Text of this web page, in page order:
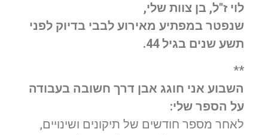
לוי ז"ל, בן צוות שלי,
שנפטר במפתיע מאירוע לבבי בדיוק לפני
תשע שנים בגיל 44.
**
השבוע אני חוגג אבן דרך חשובה בעבודה
על הספר שלי:
לאחר מספר חודשים של תיקונים ושינויים,